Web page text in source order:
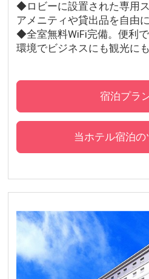
◆ロビーに設置された専用
アメニティや貸出品を自由
◆全室無料WiFi完備。便利
環境でビジネスにも観光にも
宿泊プラ
当ホテル宿泊の